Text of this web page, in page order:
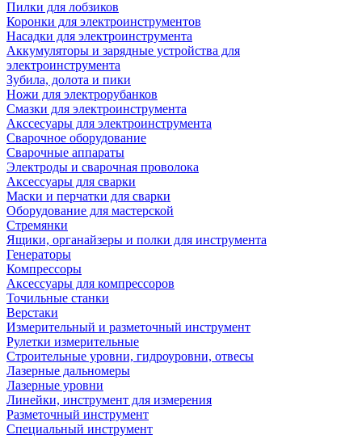
Пилки для лобзиков
Коронки для электроинструментов
Насадки для электроинструмента
Аккумуляторы и зарядные устройства для
электроинструмента
Зубила, долота и пики
Ножи для электрорубанков
Смазки для электроинструмента
Акссесуары для электроинструмента
Сварочное оборудование
Сварочные аппараты
Электроды и сварочная проволока
Аксессуары для сварки
Маски и перчатки для сварки
Оборудование для мастерской
Стремянки
Ящики, органайзеры и полки для инструмента
Генераторы
Компрессоры
Аксессуары для компрессоров
Точильные станки
Верстаки
Измерительный и разметочный инструмент
Рулетки измерительные
Строительные уровни, гидроуровни, отвесы
Лазерные дальномеры
Лазерные уровни
Линейки, инструмент для измерения
Разметочный инструмент
Специальный инструмент